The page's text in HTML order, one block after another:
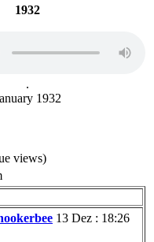
1932
.
1932
views)
13 Dez : 18:26